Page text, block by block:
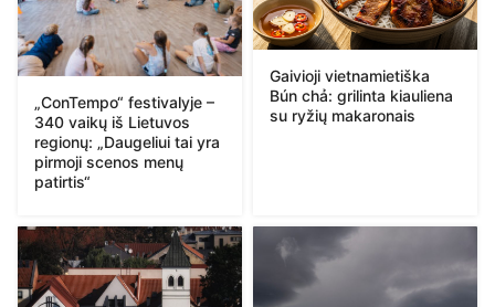
„ConTempo“ festivalyje –
340 vaikų iš Lietuvos
regionų: „Daugeliui tai yra
pirmoji scenos menų
patirtis“
Gaivioji vietnamietiška
Bún chả: grilinta kiauliena
su ryžių makaronais